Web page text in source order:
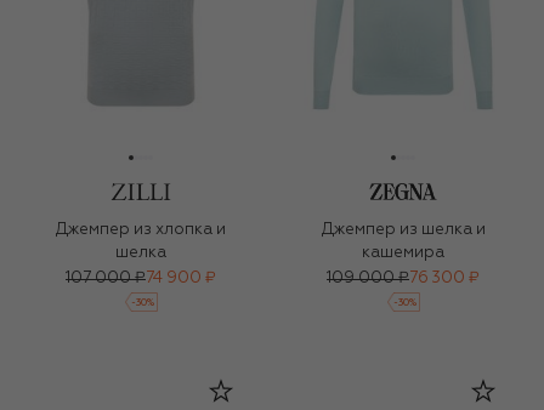
Джемпер из хлопка и
шелка
107 000 ₽74 900 ₽
-30%
Джемпер из шелка и
кашемира
109 000 ₽76 300 ₽
-30%